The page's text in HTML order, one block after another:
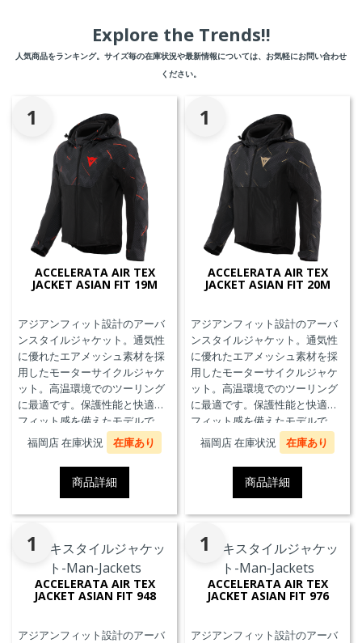
Explore the Trends!!
人気商品をランキング。サイズ毎の在庫状況や最新情報については、お気軽にお問い合わせ
ください。
1
ACCELERATA AIR TEX
JACKET ASIAN FIT 19M
アジアンフィット設計のアーバ
ンスタイルジャケット。通気性
に優れたエアメッシュ素材を採
用したモーターサイクルジャケ
ット。高温環境でのツーリング
に最適です。保護性能と快適な
フィット感を備えたモデルで
す。
福岡店 在庫状況 在庫あり
商品詳細
1
ACCELERATA AIR TEX
JACKET ASIAN FIT 20M
アジアンフィット設計のアーバ
ンスタイルジャケット。通気性
に優れたエアメッシュ素材を採
用したモーターサイクルジャケ
ット。高温環境でのツーリング
に最適です。保護性能と快適な
フィット感を備えたモデルで
す。
福岡店 在庫状況 在庫あり
商品詳細
1
ACCELERATA AIR TEX
JACKET ASIAN FIT 948
アジアンフィット設計のアーバ
1
ACCELERATA AIR TEX
JACKET ASIAN FIT 976
アジアンフィット設計のアーバ